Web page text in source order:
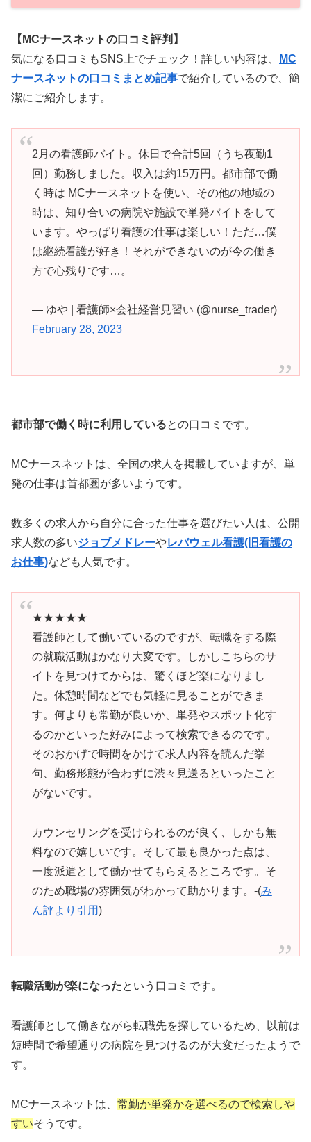
【MCナースネットの口コミ評判】
気になる口コミもSNS上でチェック！詳しい内容は、
MC
ナースネットの口コミまとめ記事で紹介しているので、簡
潔にご紹介します。
2月の看護師バイト。休日で合計5回（うち夜勤1
回）勤務しました。収入は約15万円。都市部で働
く時は MCナースネットを使い、その他の地域の
時は、知り合いの病院や施設で単発バイトをして
います。やっぱり看護の仕事は楽しい！ただ…僕
は継続看護が好き！それができないのが今の働き
方で心残りです…。
— ゆや | 看護師×会社経営見習い (@nurse_trader)
February 28, 2023
都市部で働く時に利用しているとの口コミです。
MCナースネットは、全国の求人を掲載していますが、単
発の仕事は首都圏が多いようです。
数多くの求人から自分に合った仕事を選びたい人は、公開
求人数の多いジョブメドレーやレバウェル看護(旧看護の
お仕事)なども人気です。
★★★★★
看護師として働いているのですが、転職をする際
の就職活動はかなり大変です。しかしこちらのサ
イトを見つけてからは、驚くほど楽になりまし
た。休憩時間などでも気軽に見ることができま
す。何よりも常勤が良いか、単発やスポット化す
るのかといった好みによって検索できるのです。
そのおかげで時間をかけて求人内容を読んだ挙
句、勤務形態が合わずに渋々見送るといったこと
がないです。
カウンセリングを受けられるのが良く、しかも無
料なので嬉しいです。そして最も良かった点は、
一度派遣として働かせてもらえるところです。そ
のため職場の雰囲気がわかって助かります。-(み
ん評より引用)
転職活動が楽になったという口コミです。
看護師として働きながら転職先を探しているため、以前は
短時間で希望通りの病院を見つけるのが大変だったようで
す。
MCナースネットは、 常勤か単発かを選べるので検索しや
すいそうです。